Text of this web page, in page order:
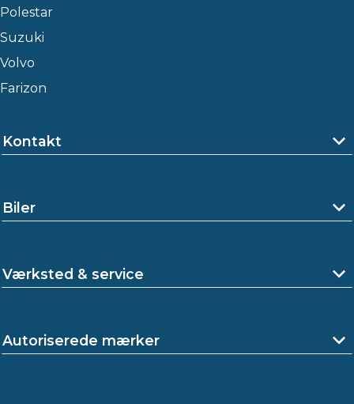
Polestar
Suzuki
Volvo
Farizon
Kontakt
Biler
Værksted & service
Autoriserede mærker